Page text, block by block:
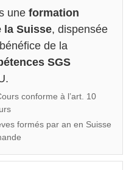
une formation
la Suisse, dispensée
de la
SGS
conforme à l’art. 10
formés par an en Suisse